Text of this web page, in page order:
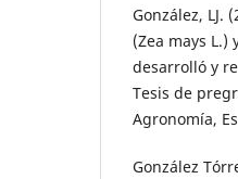
González, LJ.
(Zea mays
desarrolló y
Tesis de
Agronomía,
González